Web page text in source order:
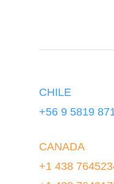
CHILE
+56 9 5819
CANADA
+1 438